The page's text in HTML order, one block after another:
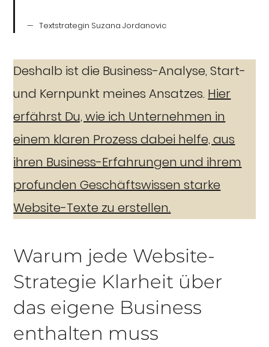
Textstrategin Suzana Jordanovic
Deshalb ist die Business-Analyse, Start-
und Kernpunkt meines Ansatzes. Hier
erfährst Du, wie ich Unternehmen in
einem klaren Prozess dabei helfe, aus
ihren Business-Erfahrungen und ihrem
profunden Geschäftswissen starke
Website-Texte zu erstellen.
Warum jede Website-
Strategie Klarheit über
das eigene Business
enthalten muss